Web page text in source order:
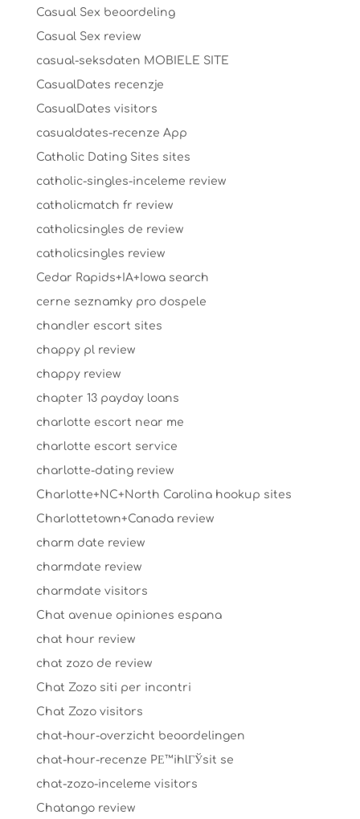
Casual Sex beoordeling
Casual Sex review
casual-seksdaten MOBIELE SITE
CasualDates recenzje
CasualDates visitors
casualdates-recenze App
Catholic Dating Sites sites
catholic-singles-inceleme review
catholicmatch fr review
catholicsingles de review
catholicsingles review
Cedar Rapids+IA+Iowa search
cerne seznamky pro dospele
chandler escort sites
chappy pl review
chappy review
chapter 13 payday loans
charlotte escort near me
charlotte escort service
charlotte-dating review
Charlotte+NC+North Carolina hookup sites
Charlottetown+Canada review
charm date review
charmdate review
charmdate visitors
Chat avenue opiniones espana
chat hour review
chat zozo de review
Chat Zozo siti per incontri
Chat Zozo visitors
chat-hour-overzicht beoordelingen
chat-hour-recenze PЕ™ihlГЎsit se
chat-zozo-inceleme visitors
Chatango review